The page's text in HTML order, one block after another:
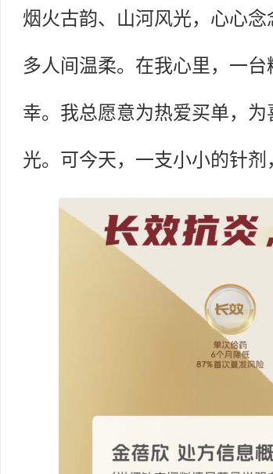
烟火古韵、山河风光，心心
多人间温柔。在我心里，一
幸。我总愿意为热爱买单，
光。可今天，一支小小的针剂